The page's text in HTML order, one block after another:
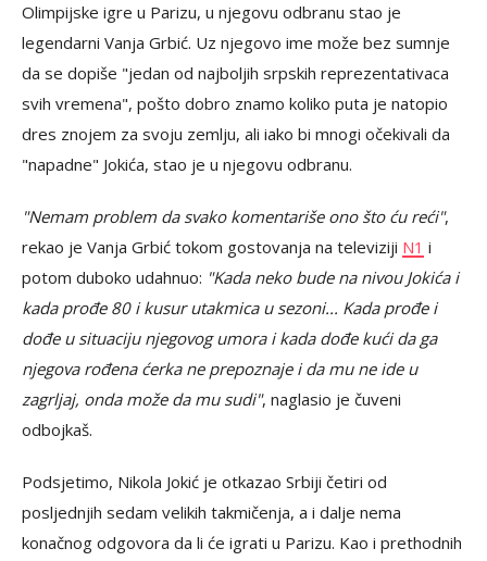
Olimpijske igre u Parizu, u njegovu odbranu stao je
legendarni Vanja Grbić. Uz njegovo ime može bez sumnje
da se dopiše "jedan od najboljih srpskih reprezentativaca
svih vremena", pošto dobro znamo koliko puta je natopio
dres znojem za svoju zemlju, ali iako bi mnogi očekivali da
"napadne" Jokića, stao je u njegovu odbranu.
"Nemam problem da svako komentariše ono što ću reći",
rekao je Vanja Grbić tokom gostovanja na televiziji N1 i
potom duboko udahnuo: "Kada neko bude na nivou Jokića i
kada prođe 80 i kusur utakmica u sezoni... Kada prođe i
dođe u situaciju njegovog umora i kada dođe kući da ga
njegova rođena ćerka ne prepoznaje i da mu ne ide u
zagrljaj, onda može da mu sudi", naglasio je čuveni
odbojkaš.
Podsjetimo, Nikola Jokić je otkazao Srbiji četiri od
posljednjih sedam velikih takmičenja, a i dalje nema
konačnog odgovora da li će igrati u Parizu. Kao i prethodnih